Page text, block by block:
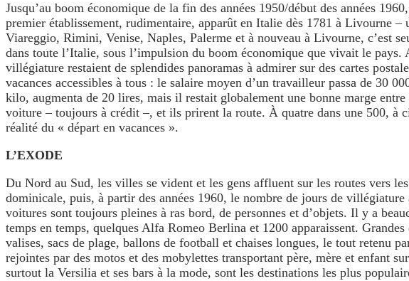
Jusqu’au boom économique de la fin des années 1950/début des années
premier établissement, rudimentaire, apparût en Italie dès 1781 à Livourne
Viareggio, Rimini, Venise, Naples, Palerme et à nouveau à Livourne, c’est
dans toute l’Italie, sous l’impulsion du boom économique que vivait le
villégiature restaient de splendides panoramas à admirer sur des cartes
vacances accessibles à tous : le salaire moyen d’un travailleur passa de 30
kilo, augmenta de 20 lires, mais il restait globalement une bonne marge entre
voiture – toujours à crédit –, et ils prirent la route. À quatre dans une 500, à
réalité du « départ en vacances ».
L’EXODE
Du Nord au Sud, les villes se vident et les gens affluent sur les routes vers
dominicale, puis, à partir des années 1960, le nombre de jours de
voitures sont toujours pleines à ras bord, de personnes et d’objets. Il y a
temps en temps, quelques Alfa Romeo Berlina et 1200 apparaissent.
valises, sacs de plage, ballons de football et chaises longues, le tout retenu
rejointes par des motos et des mobylettes transportant père, mère et enfant
surtout la Versilia et ses bars à la mode, sont les destinations les plus